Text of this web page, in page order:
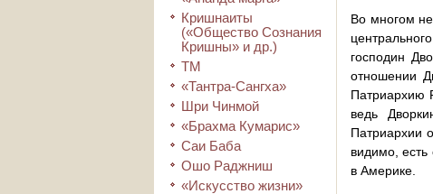
Кришнаиты
(«Общество Сознания
Кришны» и др.)
ТМ
«Тантра-Сангха»
Шри Чинмой
«Брахма Кумарис»
Саи Баба
Ошо Раджниш
«Искусство жизни»
Во многом
господин
отношении
Патриархию
ведь
Патриархии
видимо, есть
в Америке.